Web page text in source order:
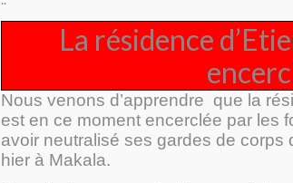
La résidence
Nous venons d’apprendre que la
est en ce moment encerclée par les
avoir neutralisé ses gardes de corps
hier à Makala.